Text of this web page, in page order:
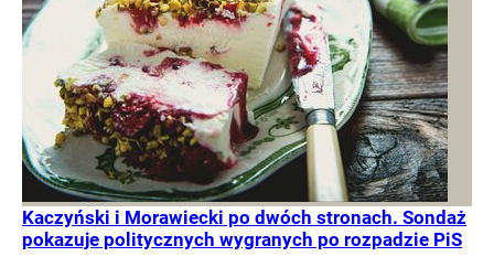
Kaczyński i Morawiecki po dwóch stronach. Sondaż
pokazuje politycznych wygranych po rozpadzie PiS